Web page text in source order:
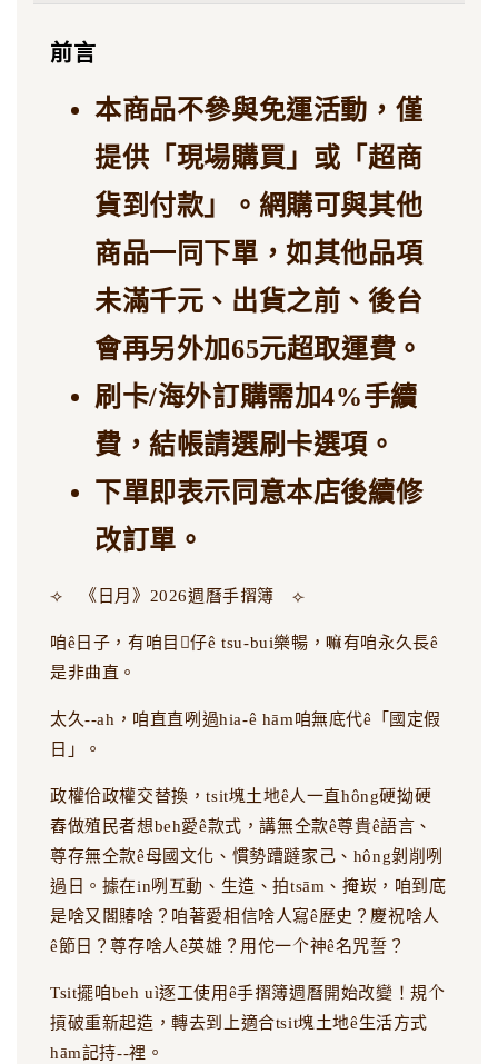
前言
本商品不參與免運活動，僅
提供「現場購買」或「超商
貨到付款」。網購可與其他
商品一同下單，如其他品項
未滿千元、出貨之前、後台
會再另外加65元超取運費。
刷卡/海外訂購需加4%手續
費，結帳請選刷卡選項。
下單即表示同意本店後續修
改訂單。
⟢ 《日月》2026週曆手摺簿 ⟣
咱ê日子，有咱目𥍉仔ê tsu-bui樂暢，嘛有咱永久長ê
是非曲直。
太久--ah，咱直直咧過hia-ê hām咱無底代ê「國定假
日」。
政權佮政權交替換，tsit塊土地ê人一直hông硬拗硬
舂做殖民者想beh愛ê款式，講無仝款ê尊貴ê語言、
尊存無仝款ê母國文化、慣勢蹧躂家己、hông剝削咧
過日。據在in咧互動、生造、拍tsām、掩崁，咱到底
是啥又閣賰啥？咱著愛相信啥人寫ê歷史？慶祝啥人
ê節日？尊存啥人ê英雄？用佗一个神ê名咒誓？
Tsit擺咱beh uì逐工使用ê手摺簿週曆開始改變！規个
摃破重新起造，轉去到上適合tsit塊土地ê生活方式
hām記持--裡。